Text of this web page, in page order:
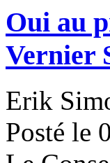
Oui au
Vernier
Erik
Posté le